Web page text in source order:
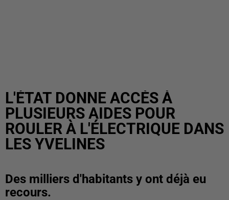
L'ÉTAT DONNE ACCÈS À
PLUSIEURS AIDES POUR
ROULER À L'ÉLECTRIQUE DANS
LES YVELINES
Des milliers d'habitants y ont déjà eu
recours.